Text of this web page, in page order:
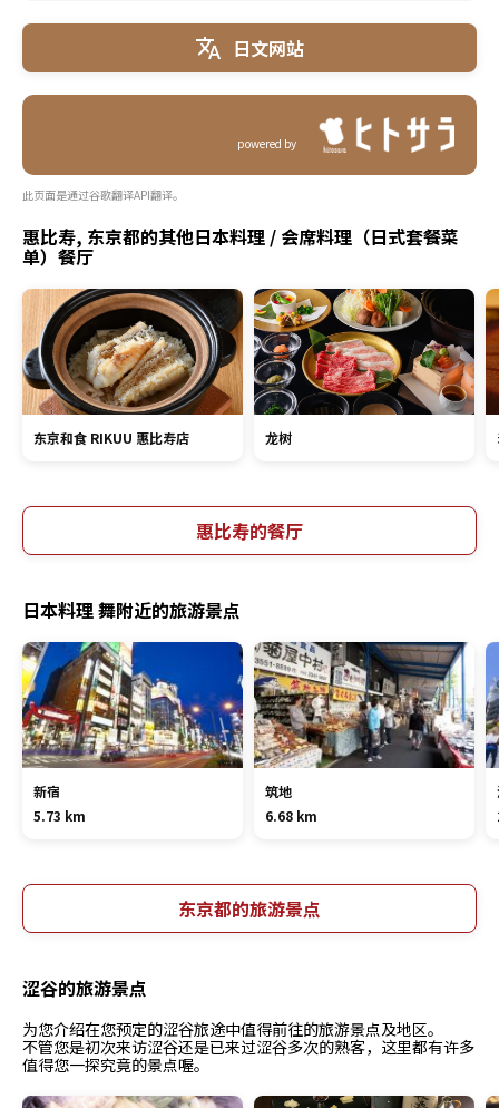
日文网站
powered by
此页面是通过谷歌翻译API翻译。
惠比寿, 东京都的其他日本料理 / 会席料理（日式套餐菜
单）餐厅
东京和食 RIKUU 惠比寿店 龙树
惠比寿的餐厅
日本料理 舞附近的旅游景点
新宿
5.73 km
筑地
6.68 km
东京都的旅游景点
涩谷的旅游景点
为您介绍在您预定的涩谷旅途中值得前往的旅游景点及地区。
不管您是初次来访涩谷还是已来过涩谷多次的熟客，这里都有许多
值得您一探究竟的景点喔。